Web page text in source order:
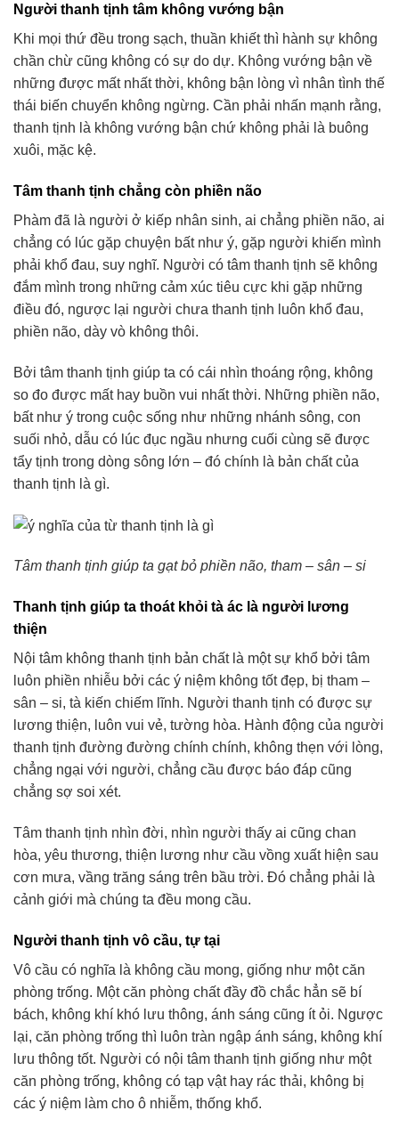
Người thanh tịnh tâm không vướng bận
Khi mọi thứ đều trong sạch, thuần khiết thì hành sự không
chần chừ cũng không có sự do dự. Không vướng bận về
những được mất nhất thời, không bận lòng vì nhân tình thế
thái biến chuyển không ngừng. Cần phải nhấn mạnh rằng,
thanh tịnh là không vướng bận chứ không phải là buông
xuôi, mặc kệ.
Tâm thanh tịnh chẳng còn phiền não
Phàm đã là người ở kiếp nhân sinh, ai chẳng phiền não, ai
chẳng có lúc gặp chuyện bất như ý, gặp người khiến mình
phải khổ đau, suy nghĩ. Người có tâm thanh tịnh sẽ không
đắm mình trong những cảm xúc tiêu cực khi gặp những
điều đó, ngược lại người chưa thanh tịnh luôn khổ đau,
phiền não, dày vò không thôi.
Bởi tâm thanh tịnh giúp ta có cái nhìn thoáng rộng, không
so đo được mất hay buồn vui nhất thời. Những phiền não,
bất như ý trong cuộc sống như những nhánh sông, con
suối nhỏ, dẫu có lúc đục ngầu nhưng cuối cùng sẽ được
tẩy tịnh trong dòng sông lớn – đó chính là bản chất của
thanh tịnh là gì.
Tâm thanh tịnh giúp ta gạt bỏ phiền não, tham – sân – si
Thanh tịnh giúp ta thoát khỏi tà ác là người lương
thiện
Nội tâm không thanh tịnh bản chất là một sự khổ bởi tâm
luôn phiền nhiễu bởi các ý niệm không tốt đẹp, bị tham –
sân – si, tà kiến chiếm lĩnh. Người thanh tịnh có được sự
lương thiện, luôn vui vẻ, tường hòa. Hành động của người
thanh tịnh đường đường chính chính, không thẹn với lòng,
chẳng ngại với người, chẳng cầu được báo đáp cũng
chẳng sợ soi xét.
Tâm thanh tịnh nhìn đời, nhìn người thấy ai cũng chan
hòa, yêu thương, thiện lương như cầu vồng xuất hiện sau
cơn mưa, vầng trăng sáng trên bầu trời. Đó chẳng phải là
cảnh giới mà chúng ta đều mong cầu.
Người thanh tịnh vô cầu, tự tại
Vô cầu có nghĩa là không cầu mong, giống như một căn
phòng trống. Một căn phòng chất đầy đồ chắc hẳn sẽ bí
bách, không khí khó lưu thông, ánh sáng cũng ít ỏi. Ngược
lại, căn phòng trống thì luôn tràn ngập ánh sáng, không khí
lưu thông tốt. Người có nội tâm thanh tịnh giống như một
căn phòng trống, không có tạp vật hay rác thải, không bị
các ý niệm làm cho ô nhiễm, thống khổ.